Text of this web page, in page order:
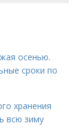
осенью.
сроки по
хранения
всю зиму